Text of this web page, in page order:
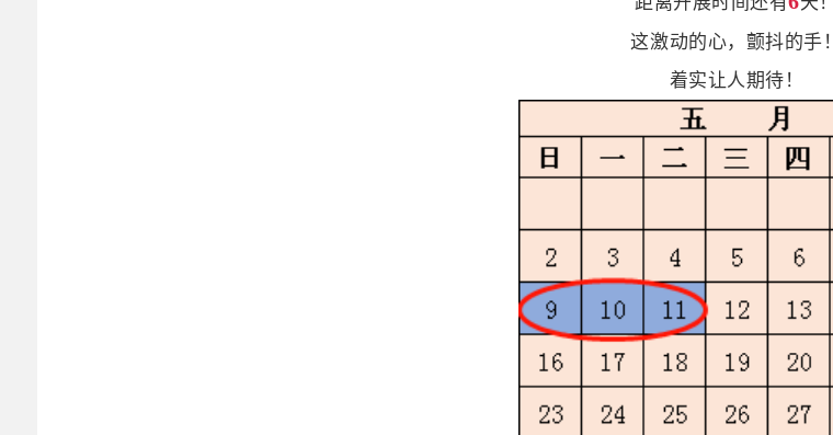
这激动的心，颤抖的手！
着实让人期待！